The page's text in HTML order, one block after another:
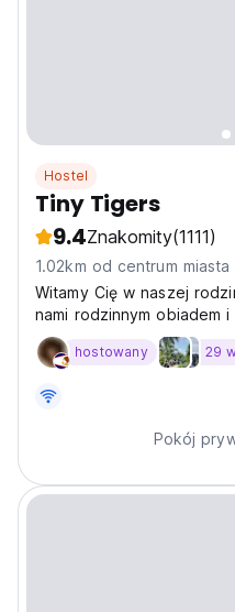
Hostel
Tiny Tigers
9.4Znakomity(1111)
1.02km od centrum miasta
Witamy Cię w naszej
nami rodzinnym obiadem
podróżników, relaksować
dachu, tanie piwa,
hostowany 29
Pokój